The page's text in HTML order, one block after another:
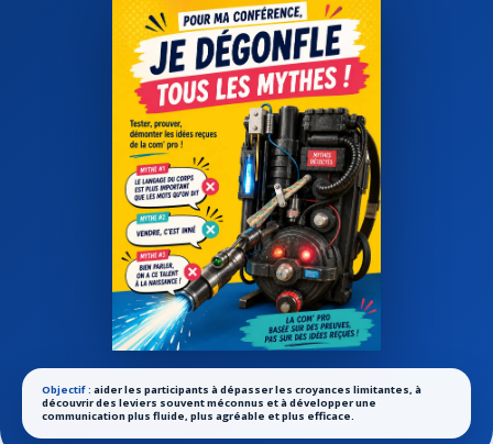
Objectif : aider les participants à dépasser les croyances limitantes, à
découvrir des leviers souvent méconnus et à développer une
communication plus fluide, plus agréable et plus efficace.